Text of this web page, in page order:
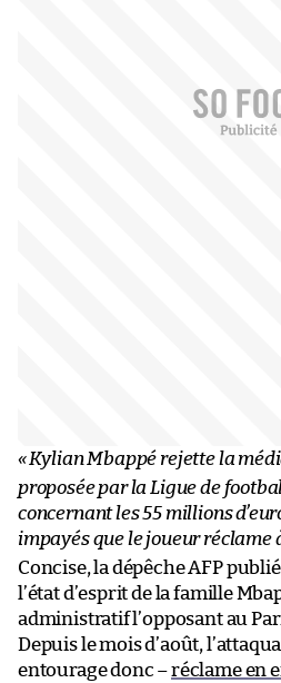
«Kylian Mbappé rejette la
proposée par la Ligue de
concernant les 55 millions
impayés que le joueur réclame
Concise, la dépêche AFP
l’état d’esprit de la famille
administratif l’opposant au
Depuis le mois d’août,
entourage donc –réclame en